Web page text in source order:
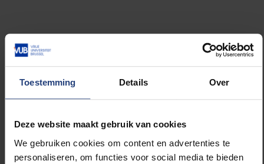
Toestemming Details Over
Deze website maakt gebruik van cookies
We gebruiken cookies om content en advertenties te
personaliseren, om functies voor social media te bieden
Maatschappij en engagement